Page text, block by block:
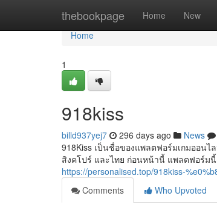
thebookpage Home New
Home
Home
1
918kiss
billd937yej7 296 days ago News
918Kiss เป็นชื่อของแพลตฟอร์มเกมออนไ
สิงคโปร์ และไทย ก่อนหน้านี้ แพลตฟอร์มนี้
https://personalised.top/918kiss-
Comments
Who Upvoted